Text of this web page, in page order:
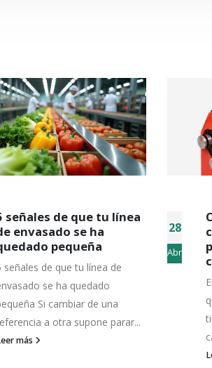
en
Obtén un cupón
*no es acumulable con el descuento del 10%
**válido solo en productos de
de datos
tus datos para enviar el boletín tus
yechos, consulta lapolítica de
el tratamiento de datos para enviar el boletín
Controlpack y Hacona:
cuando el sellado
profesional aporta
confianza al proceso
En packaging, hay decisiones
que parecen pequeñas, pero
tienen un impacto directo en la
calidad final del producto. Una...